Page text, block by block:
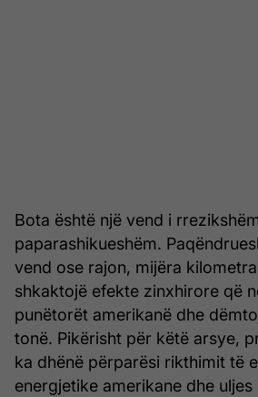
Bota është një vend i
paparashikueshëm.
vend ose rajon, mijëra
shkaktojë efekte zinxhirore që
punëtorët amerikanë dhe
tonë. Pikërisht për këtë arsye,
ka dhënë përparësi rikthimit të
energjetike amerikane dhe